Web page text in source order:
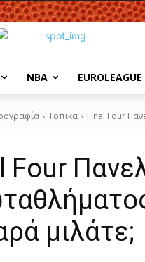
NBA ΕUROLEAGUE
Τοπικα Final Four
Four
μιλάτε;